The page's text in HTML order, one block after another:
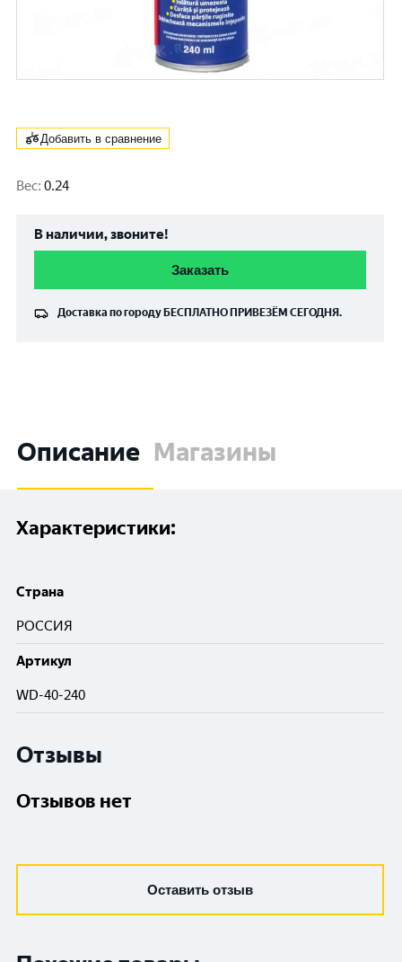
Добавить в сравнение
Вес: 0.24
В наличии, звоните!
Заказать
Доставка по городу БЕСПЛАТНО ПРИВЕЗЁМ СЕГОДНЯ.
Описание Магазины
Характеристики:
Cтрана
РОССИЯ
Артикул
WD-40-240
Отзывы
Отзывов нет
Оставить отзыв